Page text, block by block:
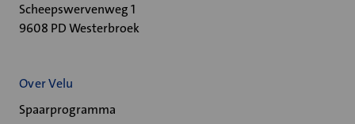
Scheepswervenweg 1
9608 PD Westerbroek
Over Velu
Spaarprogramma